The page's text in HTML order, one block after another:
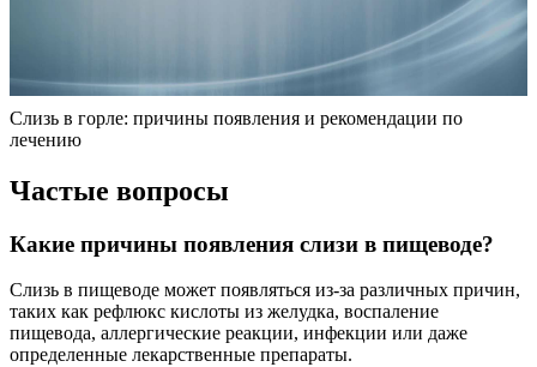
Слизь в горле: причины появления и рекомендации по
лечению
Частые вопросы
Какие причины появления слизи в пищеводе?
Слизь в пищеводе может появляться из-за различных причин,
таких как рефлюкс кислоты из желудка, воспаление
пищевода, аллергические реакции, инфекции или даже
определенные лекарственные препараты.